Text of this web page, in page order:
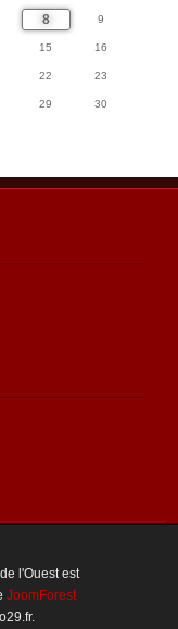
8 9
15 16
22 23
29 30
l'Ouest est
JoomForest